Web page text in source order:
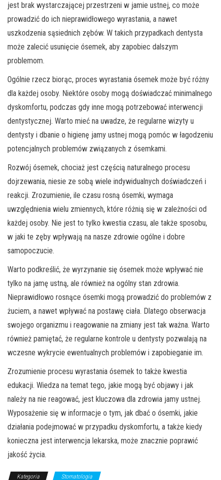
jest brak wystarczającej przestrzeni w jamie ustnej, co może
prowadzić do ich nieprawidłowego wyrastania, a nawet
uszkodzenia sąsiednich zębów. W takich przypadkach dentysta
może zalecić usunięcie ósemek, aby zapobiec dalszym
problemom.
Ogólnie rzecz biorąc, proces wyrastania ósemek może być różny
dla każdej osoby. Niektóre osoby mogą doświadczać minimalnego
dyskomfortu, podczas gdy inne mogą potrzebować interwencji
dentystycznej. Warto mieć na uwadze, że regularne wizyty u
dentysty i dbanie o higienę jamy ustnej mogą pomóc w łagodzeniu
potencjalnych problemów związanych z ósemkami.
Rozwój ósemek, chociaż jest częścią naturalnego procesu
dojrzewania, niesie ze sobą wiele indywidualnych doświadczeń i
reakcji. Zrozumienie, ile czasu rosną ósemki, wymaga
uwzględnienia wielu zmiennych, które różnią się w zależności od
każdej osoby. Nie jest to tylko kwestia czasu, ale także sposobu,
w jaki te zęby wpływają na nasze zdrowie ogólne i dobre
samopoczucie.
Warto podkreślić, że wyrzynanie się ósemek może wpływać nie
tylko na jamę ustną, ale również na ogólny stan zdrowia.
Nieprawidłowo rosnące ósemki mogą prowadzić do problemów z
żuciem, a nawet wpływać na postawę ciała. Dlatego obserwacja
swojego organizmu i reagowanie na zmiany jest tak ważna. Warto
również pamiętać, że regularne kontrole u dentysty pozwalają na
wczesne wykrycie ewentualnych problemów i zapobieganie im.
Zrozumienie procesu wyrastania ósemek to także kwestia
edukacji. Wiedza na temat tego, jakie mogą być objawy i jak
należy na nie reagować, jest kluczowa dla zdrowia jamy ustnej.
Wyposażenie się w informacje o tym, jak dbać o ósemki, jakie
działania podejmować w przypadku dyskomfortu, a także kiedy
konieczna jest interwencja lekarska, może znacznie poprawić
jakość życia.
Kategoria Stomatologia